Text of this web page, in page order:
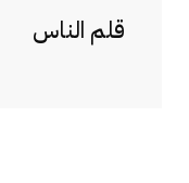
قلم الناس